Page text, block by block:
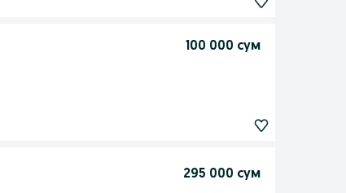
100 000 сум
295 000 сум